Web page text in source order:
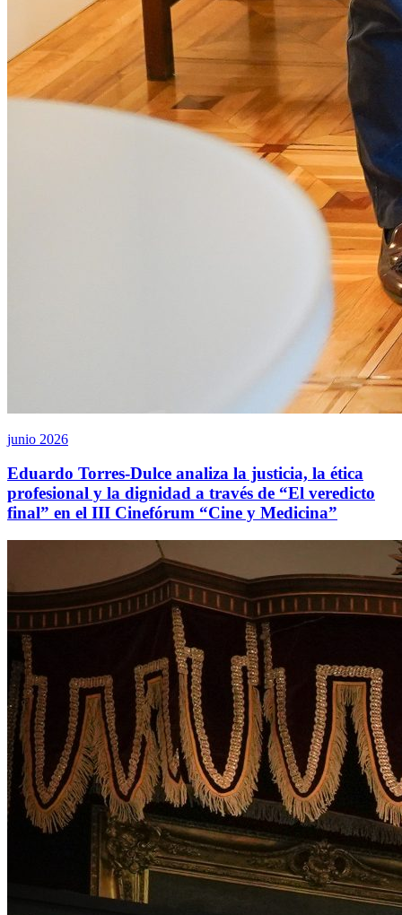
junio 2026
Eduardo Torres-Dulce analiza la justicia, la ética
profesional y la dignidad a través de “El veredicto
final” en el III Cinefórum “Cine y Medicina”